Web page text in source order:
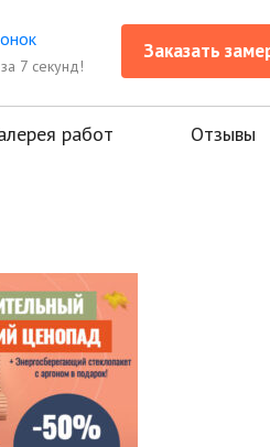
7 секунд!
Заказать
работ Отзывы